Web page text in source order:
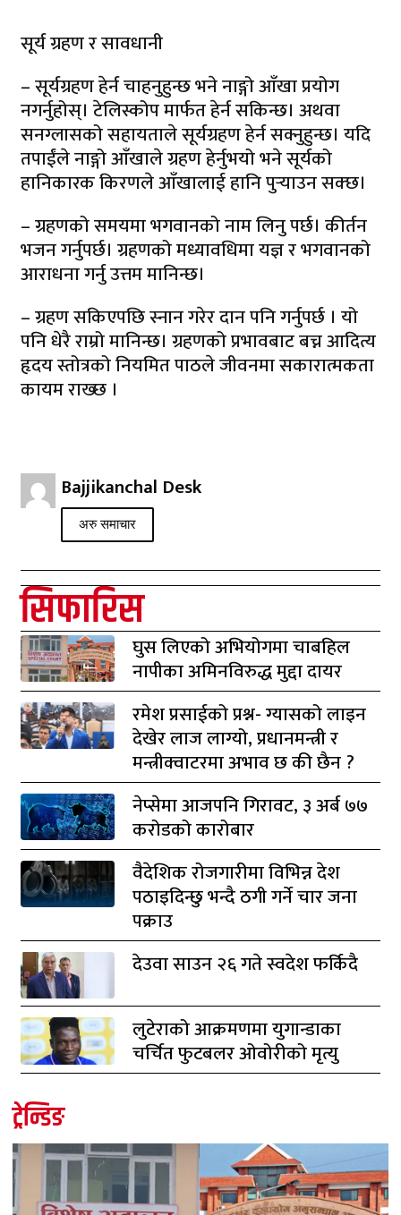
सूर्य ग्रहण र सावधानी
– सूर्यग्रहण हेर्न चाहनुहुन्छ भने नाङ्गो आँखा प्रयोग
नगर्नुहोस्। टेलिस्कोप मार्फत हेर्न सकिन्छ। अथवा
सनग्लासको सहायताले सूर्यग्रहण हेर्न सक्नुहुन्छ। यदि
तपाईंले नाङ्गो आँखाले ग्रहण हेर्नुभयो भने सूर्यको
हानिकारक किरणले आँखालाई हानि पुर्‍याउन सक्छ।
– ग्रहणको समयमा भगवानको नाम लिनु पर्छ। कीर्तन
भजन गर्नुपर्छ। ग्रहणको मध्यावधिमा यज्ञ र भगवानको
आराधना गर्नु उत्तम मानिन्छ।
– ग्रहण सकिएपछि स्नान गरेर दान पनि गर्नुपर्छ । यो
पनि धेरै राम्रो मानिन्छ। ग्रहणको प्रभावबाट बच्न आदित्य
हृदय स्तोत्रको नियमित पाठले जीवनमा सकारात्मकता
कायम राख्छ ।
Bajjikanchal Desk
अरु समाचार
सिफारिस
घुस लिएको अभियोगमा चाबहिल
नापीका अमिनविरुद्ध मुद्दा दायर
रमेश प्रसाईको प्रश्न- ग्यासको लाइन
देखेर लाज लाग्यो, प्रधानमन्त्री र
मन्त्रीक्वाटरमा अभाव छ की छैन ?
नेप्सेमा आजपनि गिरावट, ३ अर्ब ७७
करोडको कारोबार
वैदेशिक रोजगारीमा विभिन्न देश
पठाइदिन्छु भन्दै ठगी गर्ने चार जना
पक्राउ
देउवा साउन २६ गते स्वदेश फर्किदै
लुटेराको आक्रमणमा युगान्डाका
चर्चित फुटबलर ओवोरीको मृत्यु
ट्रेन्डिङ